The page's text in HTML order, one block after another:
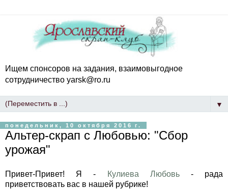
Ищем спонсоров на задания, взаимовыгодное
сотрудничество yarsk@ro.ru
▼
понедельник, 10 октября 2016 г.
Альтер-скрап с Любовью: "Сбор
урожая"
Привет-Привет! Я - Кулиева Любовь- рада
приветствовать вас в нашей рубрике!